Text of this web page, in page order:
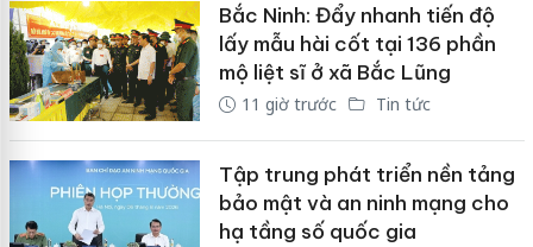
Bắc Ninh: Đẩy nhanh tiến độ
lấy mẫu hài cốt tại 136 phần
mộ liệt sĩ ở xã Bắc Lũng
11 giờ trước Tin tức
Tập trung phát triển nền tảng
bảo mật và an ninh mạng cho
hạ tầng số quốc gia